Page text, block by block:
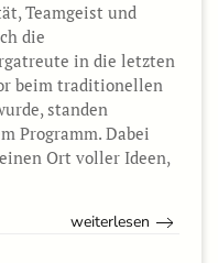
Teamgeist und
die
in die letzten
beim traditionellen
standen
Programm. Dabei
Ort voller Ideen,
weiterlesen